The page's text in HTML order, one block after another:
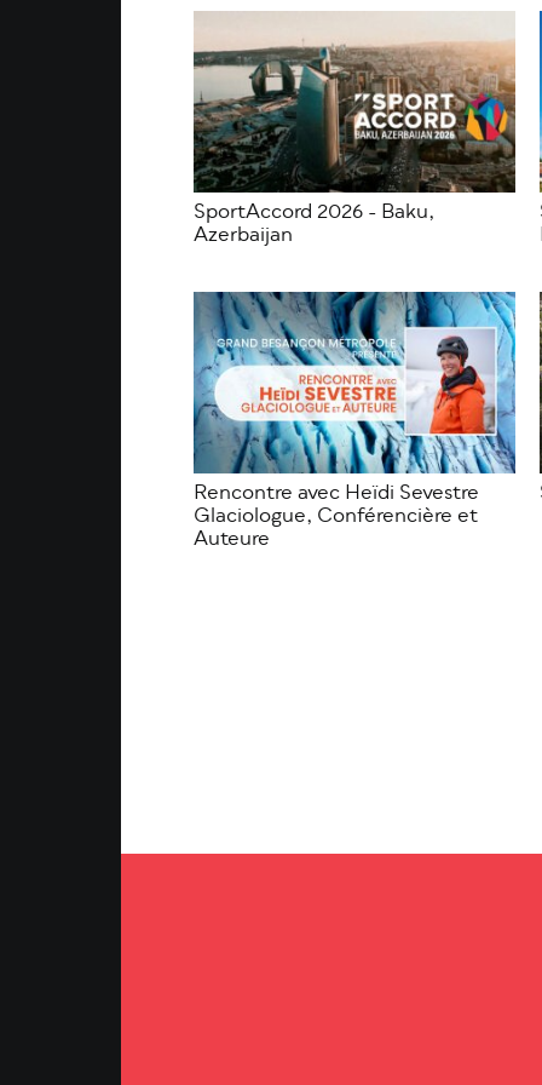
SportAccord 2026 - Baku,
Azerbaijan
Rencontre avec Heïdi Sevestre
Glaciologue, Conférencière et
Auteure